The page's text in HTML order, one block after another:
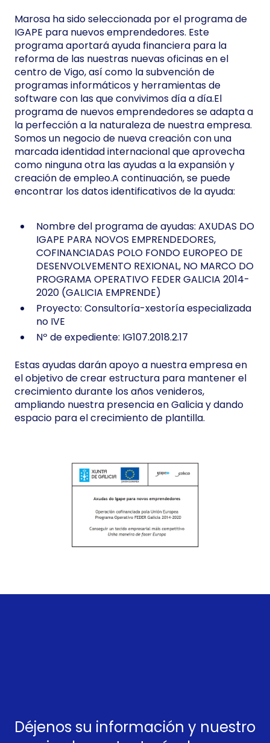
Marosa ha sido seleccionada por el programa de
IGAPE para nuevos emprendedores. Este
programa aportará ayuda financiera para la
reforma de las nuestras nuevas oficinas en el
centro de Vigo, así como la subvención de
programas informáticos y herramientas de
software con las que convivimos día a día.El
programa de nuevos emprendedores se adapta a
la perfección a la naturaleza de nuestra empresa.
Somos un negocio de nueva creación con una
marcada identidad internacional que aprovecha
como ninguna otra las ayudas a la expansión y
creación de empleo.A continuación, se puede
encontrar los datos identificativos de la ayuda:
Nombre del programa de ayudas: AXUDAS DO
IGAPE PARA NOVOS EMPRENDEDORES,
COFINANCIADAS POLO FONDO EUROPEO DE
DESENVOLVEMENTO REXIONAL, NO MARCO DO
PROGRAMA OPERATIVO FEDER GALICIA 2014-
2020 (GALICIA EMPRENDE)
Proyecto: Consultoría-xestoría especializada
no IVE
Nº de expediente: IG107.2018.2.17
Estas ayudas darán apoyo a nuestra empresa en
el objetivo de crear estructura para mantener el
crecimiento durante los años venideros,
ampliando nuestra presencia en Galicia y dando
espacio para el crecimiento de plantilla.
Déjenos su información y nuestro